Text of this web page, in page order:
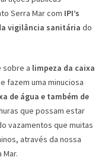
Serra Mar com IPI’s
vigilância sanitária do
sobre a limpeza da caixa
fazem uma minuciosa
de água e também de
que possam estar
vazamentos que muitas
através da nossa